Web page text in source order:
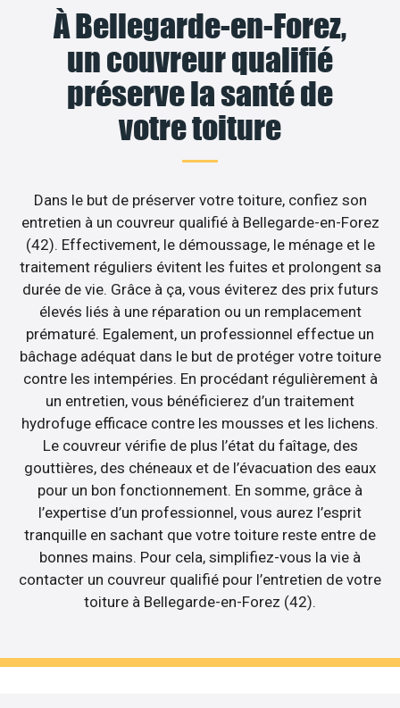
À Bellegarde-en-Forez,
un couvreur qualifié
préserve la santé de
votre toiture
Dans le but de préserver votre toiture, confiez son
entretien à un couvreur qualifié à Bellegarde-en-Forez
(42). Effectivement, le démoussage, le ménage et le
traitement réguliers évitent les fuites et prolongent sa
durée de vie. Grâce à ça, vous éviterez des prix futurs
élevés liés à une réparation ou un remplacement
prématuré. Egalement, un professionnel effectue un
bâchage adéquat dans le but de protéger votre toiture
contre les intempéries. En procédant régulièrement à
un entretien, vous bénéficierez d’un traitement
hydrofuge efficace contre les mousses et les lichens.
Le couvreur vérifie de plus l’état du faîtage, des
gouttières, des chéneaux et de l’évacuation des eaux
pour un bon fonctionnement. En somme, grâce à
l’expertise d’un professionnel, vous aurez l’esprit
tranquille en sachant que votre toiture reste entre de
bonnes mains. Pour cela, simplifiez-vous la vie à
contacter un couvreur qualifié pour l’entretien de votre
toiture à Bellegarde-en-Forez (42).